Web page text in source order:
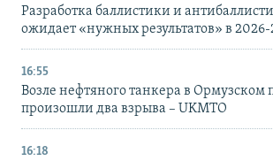
Разработка баллистики и
ожидает «нужных результатов» в 2026-
16:55
Возле нефтяного танкера в Ормузском
произошли два взрыва – UKMTO
16:18